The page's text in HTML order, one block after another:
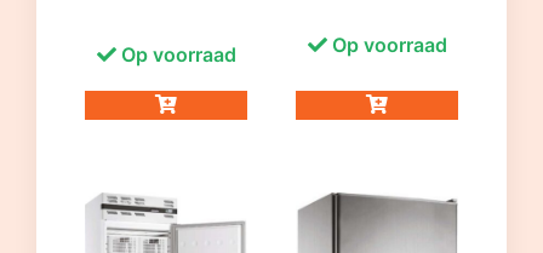
Op voorraad Op voorraad